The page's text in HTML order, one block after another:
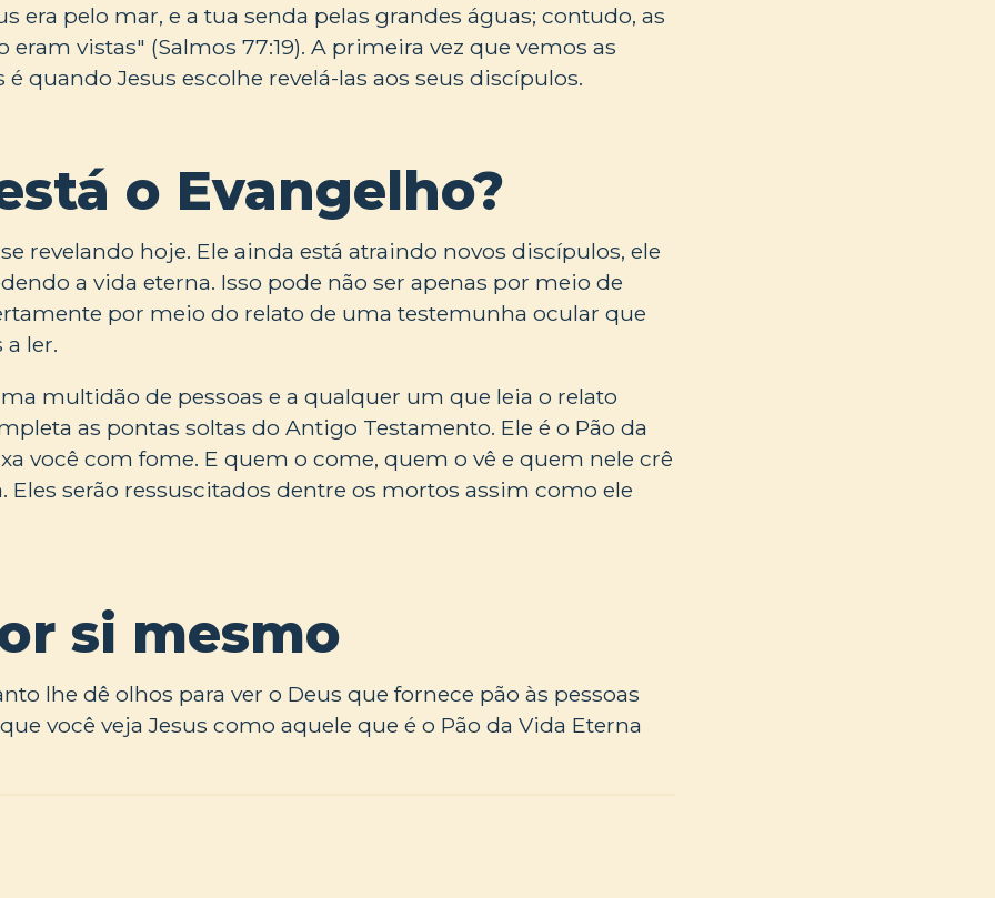
era pelo mar, e a tua senda pelas grandes águas; contudo, as
eram vistas" (Salmos 77:19). A primeira vez que vemos as
é quando Jesus escolhe revelá-las aos seus discípulos.
o Evangelho?
revelando hoje. Ele ainda está atraindo novos discípulos, ele
a vida eterna. Isso pode não ser apenas por meio de
por meio do relato de uma testemunha ocular que
a ler.
multidão de pessoas e a qualquer um que leia o relato
as pontas soltas do Antigo Testamento. Ele é o Pão da
você com fome. E quem o come, quem o vê e quem nele crê
Eles serão ressuscitados dentre os mortos assim como ele
si mesmo
lhe dê olhos para ver o Deus que fornece pão às pessoas
você veja Jesus como aquele que é o Pão da Vida Eterna